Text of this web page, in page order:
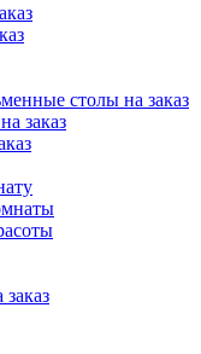
столы на заказ
заказ